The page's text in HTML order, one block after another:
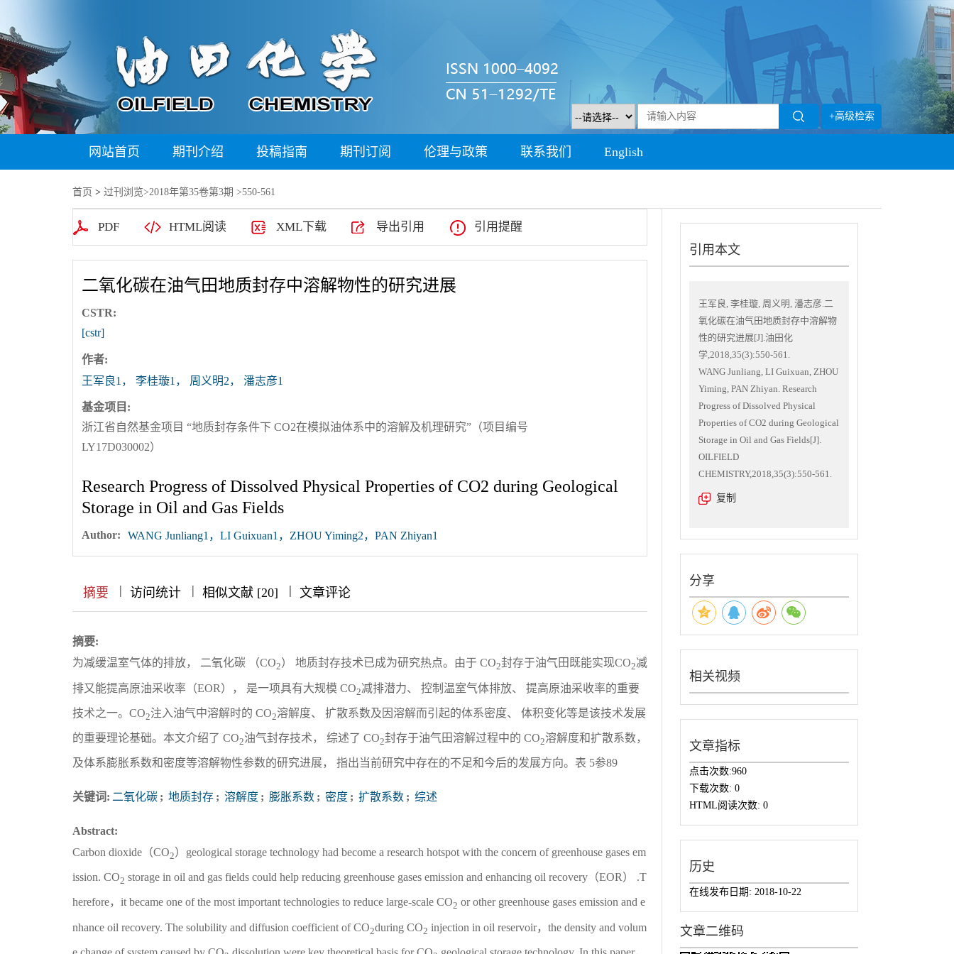
+高级检索
网站首页 期刊介绍 投稿指南 期刊订阅 伦理与政策 联系我们 English
首页 > 过刊浏览>2018年第35卷第3期 >550-561
PDF HTML阅读 XML下载 导出引用 引用提醒
二氧化碳在油气田地质封存中溶解物性的研究进展
CSTR:
[cstr]
作者:
王军良1， 李桂璇1， 周义明2， 潘志彦1
基金项目:
浙江省自然基金项目 “地质封存条件下 CO2在模拟油体系中的溶解及机理研究”（项目编号
LY17D030002）
Research Progress of Dissolved Physical Properties of CO2 during Geological
Storage in Oil and Gas Fields
Author: WANG Junliang1，LI Guixuan1，ZHOU Yiming2，PAN Zhiyan1
摘要 || 访问统计 || 相似文献 [20] ||| 文章评论
摘要:
为减缓温室气体的排放， 二氧化碳 （CO2） 地质封存技术已成为研究热点。由于 CO2封存于油气田既能实现CO2减
排又能提高原油采收率（EOR）， 是一项具有大规模 CO2减排潜力、 控制温室气体排放、 提高原油采收率的重要
技术之一。CO2注入油气中溶解时的 CO2溶解度、 扩散系数及因溶解而引起的体系密度、 体积变化等是该技术发展
的重要理论基础。本文介绍了 CO2油气封存技术， 综述了 CO2封存于油气田溶解过程中的 CO2溶解度和扩散系数，
及体系膨胀系数和密度等溶解物性参数的研究进展， 指出当前研究中存在的不足和今后的发展方向。表 5参89
关键词: 二氧化碳 ; 地质封存 ; 溶解度 ; 膨胀系数 ; 密度 ; 扩散系数 ; 综述
Abstract:
Carbon dioxide（CO2）geological storage technology had become a research hotspot with the concern of greenhouse gases em
ission. CO2 storage in oil and gas fields could help reducing greenhouse gases emission and enhancing oil recovery（EOR） .T
herefore，it became one of the most important technologies to reduce large-scale CO2 or other greenhouse gases emission and e
nhance oil recovery. The solubility and diffusion coefficient of CO2during CO2 injection in oil reservoir，the density and volum
引用本文
王军良, 李桂璇, 周义明, 潘志彦.二
氧化碳在油气田地质封存中溶解物
性的研究进展[J].油田化
学,2018,35(3):550-561.
WANG Junliang, LI Guixuan, ZHOU
Yiming, PAN Zhiyan. Research
Progress of Dissolved Physical
Properties of CO2 during Geological
Storage in Oil and Gas Fields[J].
OILFIELD
CHEMISTRY,2018,35(3):550-561.
复制
分享
相关视频
文章指标
点击次数:960
下载次数: 0
HTML阅读次数: 0
历史
在线发布日期: 2018-10-22
文章二维码